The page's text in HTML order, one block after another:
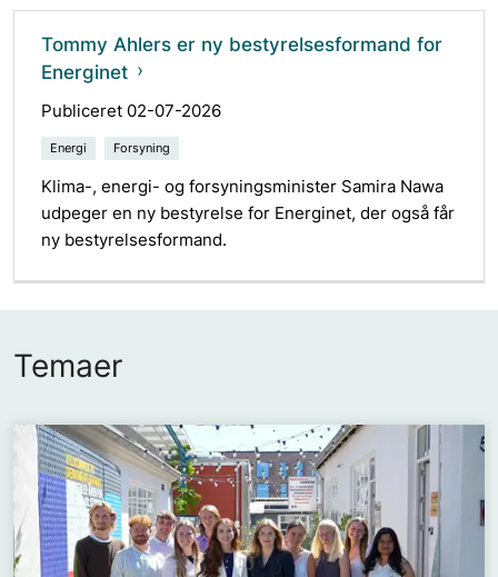
Tommy Ahlers er ny bestyrelsesformand for
Energinet
Publiceret 02-07-2026
Energi Forsyning
Klima-, energi- og forsyningsminister Samira Nawa
udpeger en ny bestyrelse for Energinet, der også får
ny bestyrelsesformand.
Temaer